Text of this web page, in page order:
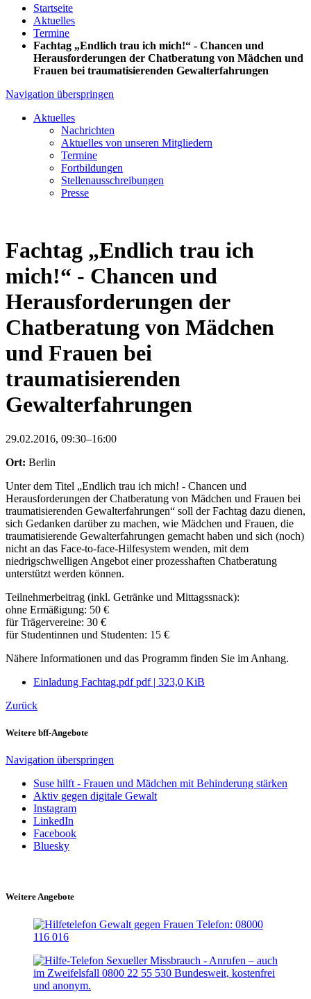
Startseite
Aktuelles
Termine
Fachtag „Endlich trau ich mich!“ - Chancen und
Herausforderungen der Chatberatung von Mädchen und
Frauen bei traumatisierenden Gewalterfahrungen
Navigation überspringen
Aktuelles
Nachrichten
Aktuelles von unseren Mitgliedern
Termine
Fortbildungen
Stellenausschreibungen
Presse
Fachtag „Endlich trau ich
mich!“ - Chancen und
Herausforderungen der
Chatberatung von Mädchen
und Frauen bei
traumatisierenden
Gewalterfahrungen
29.02.2016, 09:30–16:00
Ort: Berlin
Unter dem Titel „Endlich trau ich mich! - Chancen und
Herausforderungen der Chatberatung von Mädchen und Frauen bei
traumatisierenden Gewalterfahrungen“ soll der Fachtag dazu dienen,
sich Gedanken darüber zu machen, wie Mädchen und Frauen, die
traumatisierende Gewalterfahrungen gemacht haben und sich (noch)
nicht an das Face-to-face-Hilfesystem wenden, mit dem
niedrigschwelligen Angebot einer prozesshaften Chatberatung
unterstützt werden können.
Teilnehmerbeitrag (inkl. Getränke und Mittagssnack):
ohne Ermäßigung: 50 €
für Trägervereine: 30 €
für Studentinnen und Studenten: 15 €
Nähere Informationen und das Programm finden Sie im Anhang.
Einladung Fachtag.pdfpdf| 323,0 KiB
Zurück
Weitere bff-Angebote
Navigation überspringen
Suse hilft - Frauen und Mädchen mit Behinderung stärken
Aktiv gegen digitale Gewalt
Instagram
LinkedIn
Facebook
Bluesky
Weitere Angebote